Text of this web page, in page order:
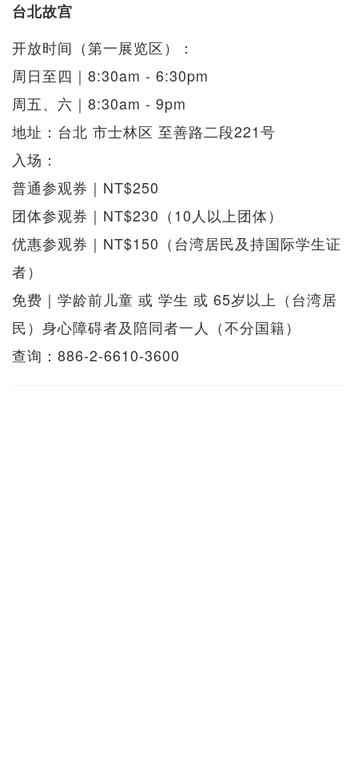
台北故宫
开放时间（第一展览区）：
周日至四｜8:30am - 6:30pm
周五、六｜8:30am - 9pm
地址：台北 市士林区 至善路二段221号
入场：
普通参观券｜NT$250
团体参观券｜NT$230（10人以上团体）
优惠参观券｜NT$150（台湾居民及持国际学生证
者）
免费｜学龄前儿童 或 学生 或 65岁以上（台湾居
民）身心障碍者及陪同者一人（不分国籍）
查询：886-2-6610-3600